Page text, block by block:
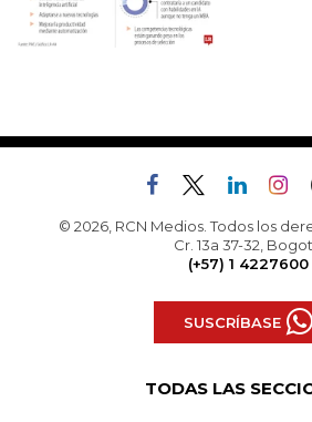
© 2026, RCN Medios. Todos los
Cr. 13a 37-32,
(+57) 1 4227600
SUSCRÍBASE
TODAS LAS